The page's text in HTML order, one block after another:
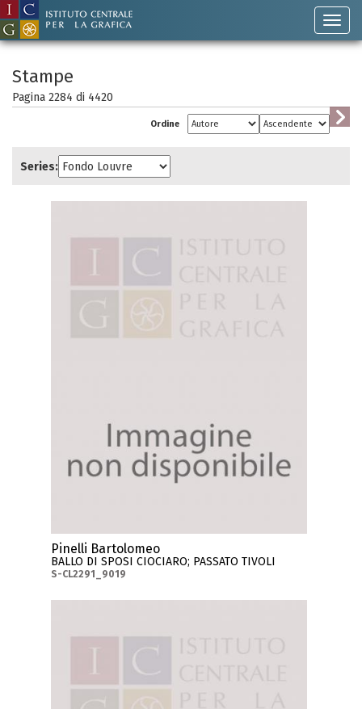
Stampe
Pagina 2284 di 4420
Ordine
Series:
Pinelli Bartolomeo
BALLO DI SPOSI CIOCIARO; PASSATO TIVOLI
S-CL2291_9019